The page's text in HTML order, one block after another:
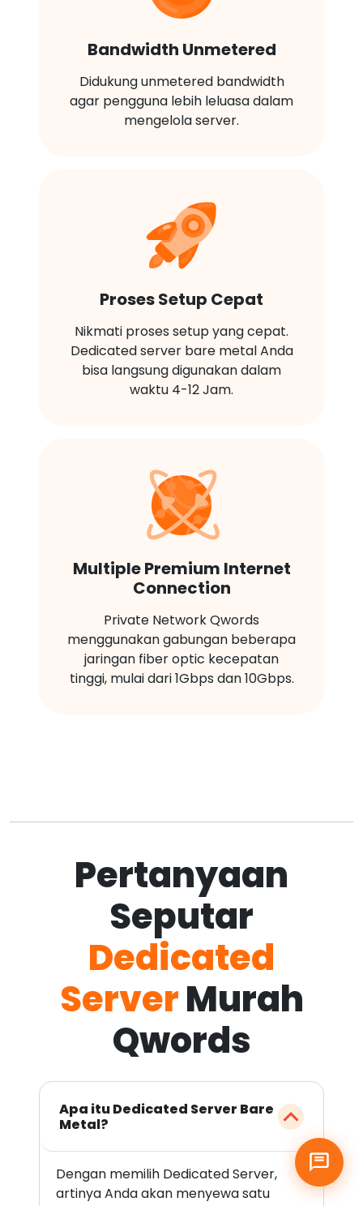
Bandwidth Unmetered
Didukung unmetered bandwidth
agar pengguna lebih leluasa dalam
mengelola server.
Proses Setup Cepat
Nikmati proses setup yang cepat.
Dedicated server bare metal Anda
bisa langsung digunakan dalam
waktu 4-12 Jam.
Multiple Premium Internet
Connection
Private Network Qwords
menggunakan gabungan beberapa
jaringan fiber optic kecepatan
tinggi, mulai dari 1Gbps dan 10Gbps.
Pertanyaan
Seputar
Dedicated
ServerMurah
Qwords
Apa itu Dedicated Server Bare
Metal?
Dengan memilih Dedicated Server,
artinya Anda akan menyewa satu